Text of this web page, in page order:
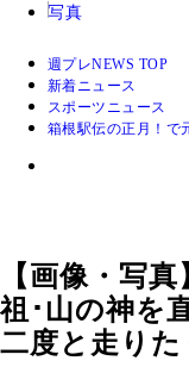
写真
週プレNEWS TOP
新着ニュース
スポーツニュース
箱根駅伝の正月！で
【画像・写
祖･山の神を
二度と走りた